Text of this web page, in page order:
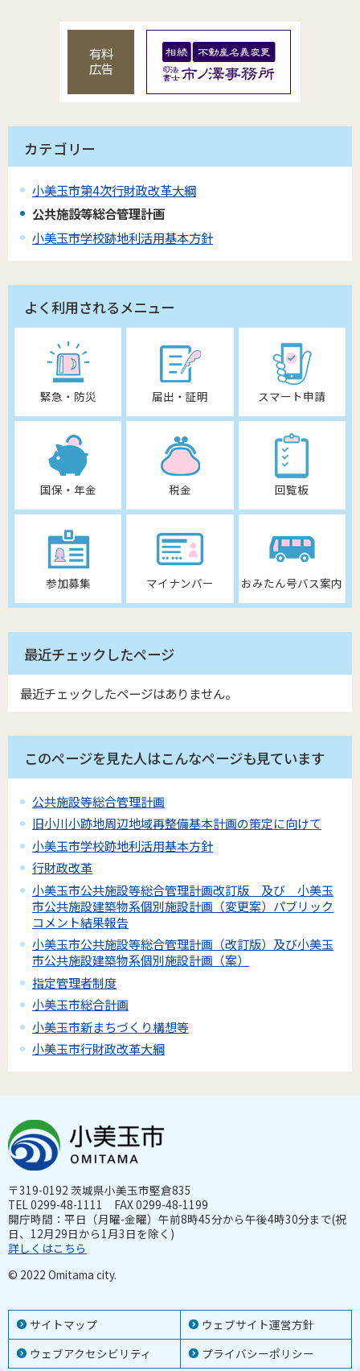
有料
広告
カテゴリー
小美玉市第4次行財政改革大綱
公共施設等総合管理計画
小美玉市学校跡地利活用基本方針
よく利用されるメニュー
緊急・防災 届出・証明 スマート申請
国保・年金 税金 回覧板
参加募集 マイナンバー おみたん号バス案内
最近チェックしたページ
最近チェックしたページはありません。
このページを見た人はこんなページも見ています
公共施設等総合管理計画
旧小川小跡地周辺地域再整備基本計画の策定に向けて
小美玉市学校跡地利活用基本方針
行財政改革
小美玉市公共施設等総合管理計画改訂版 及び 小美玉
市公共施設建築物系個別施設計画（変更案）パブリック
コメント結果報告
小美玉市公共施設等総合管理計画（改訂版）及び小美玉
市公共施設建築物系個別施設計画（案）
指定管理者制度
小美玉市総合計画
小美玉市新まちづくり構想等
小美玉市行財政改革大綱
サイトマップ
ウェブサイト運営方針
ウェブアクセシビリティ
プライバシーポリシー
〒319-0192 茨城県小美玉市堅倉835
TEL 0299-48-1111 FAX 0299-48-1199
開庁時間：平日（月曜-金曜）午前8時45分から午後4時30分まで(祝
日、12月29日から1月3日を除く)
詳しくはこちら
© 2022 Omitama city.